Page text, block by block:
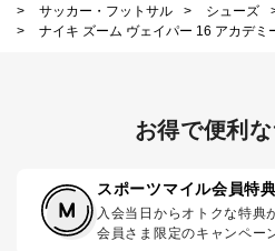
>
サッカー・フットサル > シューズ
>
ナイキ ズーム ヴェイパー 16 アカデミ
お得で便利
スポーツマイル会員特典
入会当日からオトクな特典
会員さま限定のキャンペー